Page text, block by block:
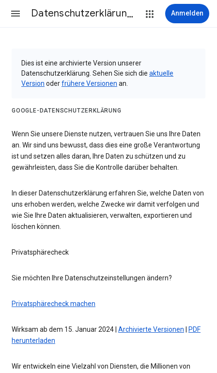
Datenschutzerklärung & Nutzungsbedingungen Anmelden
Dies ist eine archivierte Version unserer
Datenschutzerklärung. Sehen Sie sich die aktuelle
Version oderfrühere Versionen an.
GOOGLE-DATENSCHUTZERKLÄRUNG
Wenn Sie unsere Dienste nutzen, vertrauen Sie uns Ihre Daten
an. Wir sind uns bewusst, dass dies eine große Verantwortung
ist und setzen alles daran, Ihre Daten zu schützen und zu
gewährleisten, dass Sie die Kontrolle darüber behalten.
In dieser Datenschutzerklärung erfahren Sie, welche Daten von
uns erhoben werden, welche Zwecke wir damit verfolgen und
wie Sie Ihre Daten aktualisieren, verwalten, exportieren und
löschen können.
Privatsphärecheck
Sie möchten Ihre Datenschutzeinstellungen ändern?
Privatsphärecheck machen
Wirksam ab dem 15. Januar 2024 | Archivierte Versionen
PDF
herunterladen
Wir entwickeln eine Vielzahl von Diensten, die Millionen von